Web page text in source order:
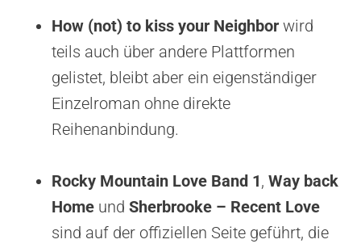
How (not) to kiss your Neighbor wird
teils auch über andere Plattformen
gelistet, bleibt aber ein eigenständiger
Einzelroman ohne direkte
Reihenanbindung.
Rocky Mountain Love Band 1, Way back
Home und Sherbrooke – Recent Love
sind auf der offiziellen Seite geführt, die